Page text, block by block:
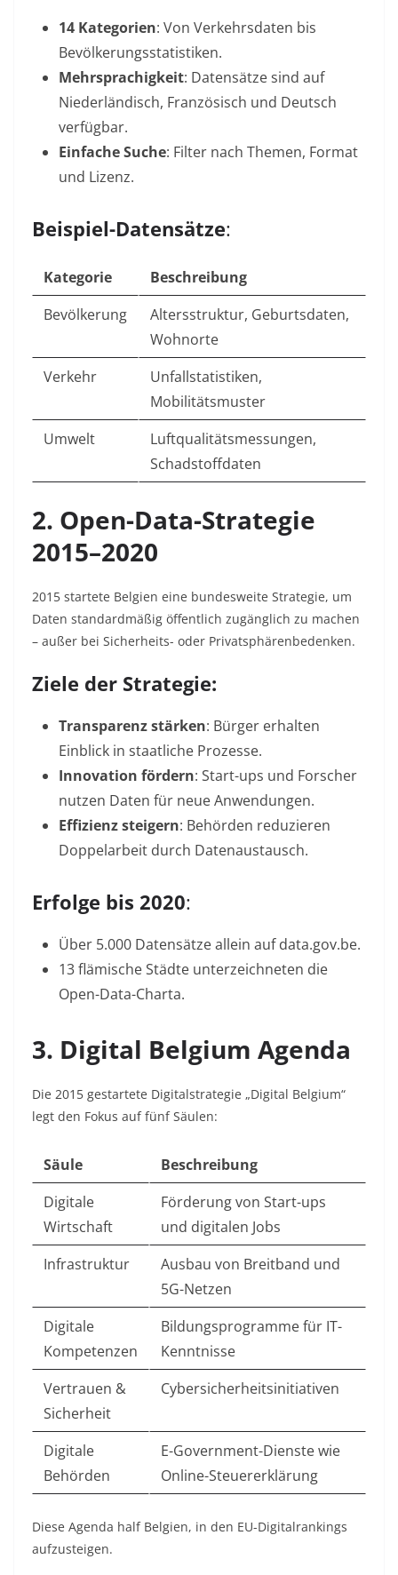
14 Kategorien: Von Verkehrsdaten bis
Bevölkerungsstatistiken.
Mehrsprachigkeit: Datensätze sind auf
Niederländisch, Französisch und Deutsch
verfügbar.
Einfache Suche: Filter nach Themen, Format
und Lizenz.
Beispiel-Datensätze:
Kategorie
Beschreibung
Bevölkerung
Altersstruktur, Geburtsdaten,
Wohnorte
Verkehr
Unfallstatistiken,
Mobilitätsmuster
Umwelt
Luftqualitätsmessungen,
Schadstoffdaten
2. Open-Data-Strategie
2015–2020
2015 startete Belgien eine bundesweite Strategie, um
Daten standardmäßig öffentlich zugänglich zu machen
– außer bei Sicherheits- oder Privatsphärenbedenken.
Ziele der Strategie:
Transparenz stärken: Bürger erhalten
Einblick in staatliche Prozesse.
Innovation fördern: Start-ups und Forscher
nutzen Daten für neue Anwendungen.
Effizienz steigern: Behörden reduzieren
Doppelarbeit durch Datenaustausch.
Erfolge bis 2020:
Über 5.000 Datensätze allein auf data.gov.be.
13 flämische Städte unterzeichneten die
Open-Data-Charta.
3. Digital Belgium Agenda
Die 2015 gestartete Digitalstrategie „Digital Belgium“
legt den Fokus auf fünf Säulen:
Säule
Beschreibung
Digitale
Wirtschaft
Förderung von Start-ups
und digitalen Jobs
Infrastruktur
Ausbau von Breitband und
5G-Netzen
Digitale
Kompetenzen
Bildungsprogramme für IT-
Kenntnisse
Vertrauen &
Sicherheit
Cybersicherheitsinitiativen
Digitale
Behörden
E-Government-Dienste wie
Online-Steuererklärung
Diese Agenda half Belgien, in den EU-Digitalrankings
aufzusteigen.